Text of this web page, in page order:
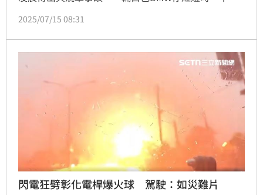
整車燒成火球；所幸，車上的母女緊急逃生，無人受困
2025/07/15 08:31
閃電狂劈彰化電桿爆火球 駕駛：如災難片